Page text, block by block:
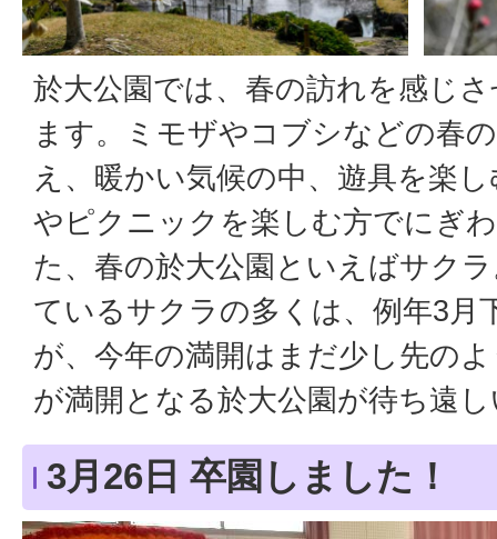
於大公園では、春の訪れを感じ
ます。ミモザやコブシなどの春
え、暖かい気候の中、遊具を楽
やピクニックを楽しむ方でにぎ
た、春の於大公園といえばサク
ているサクラの多くは、例年3月
が、今年の満開はまだ少し先の
が満開となる於大公園が待ち遠
3月26日 卒園しました！